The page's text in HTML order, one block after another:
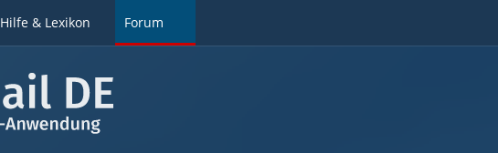
Hilfe & Lexikon Forum